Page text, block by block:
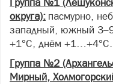
Группа №1
округа): пасмурно,
западный, южный
+1°С, днём +1…+4°С.
Группа №2
Мирный,